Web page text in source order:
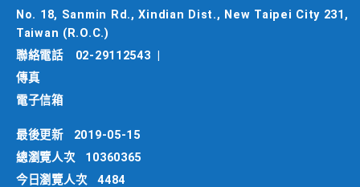
No. 18, Sanmin Rd., Xindian Dist., New Taipei City 231,
Taiwan (R.O.C.)
聯絡電話
02-29112543
傳真
電子信箱
最後更新
2019-05-15
總瀏覽人次
10360365
今日瀏覽人次
4484